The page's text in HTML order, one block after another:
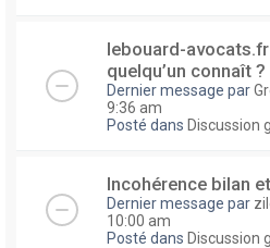
lebouard-
quelqu’un connaît ?
Dernier message par
9:36 am
Posté dans Discussion
Incohérence bilan
Dernier message par
10:00 am
Posté dans Discussion